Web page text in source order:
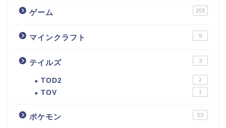
ゲーム 203
マインクラフト 9
テイルズ 3
TOD2 2
TOV 1
ポケモン 53